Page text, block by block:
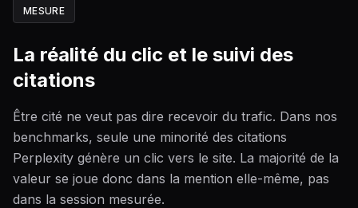
MESURE
La réalité du clic et le suivi des
citations
Être cité ne veut pas dire recevoir du trafic. Dans nos
benchmarks, seule une minorité des citations
Perplexity génère un clic vers le site. La majorité de la
valeur se joue donc dans la mention elle-même, pas
dans la session mesurée.